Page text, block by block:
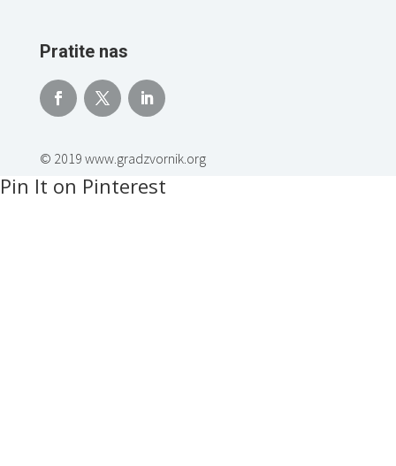
Pratite nas
© 2019 www.gradzvornik.org
Pin It on Pinterest